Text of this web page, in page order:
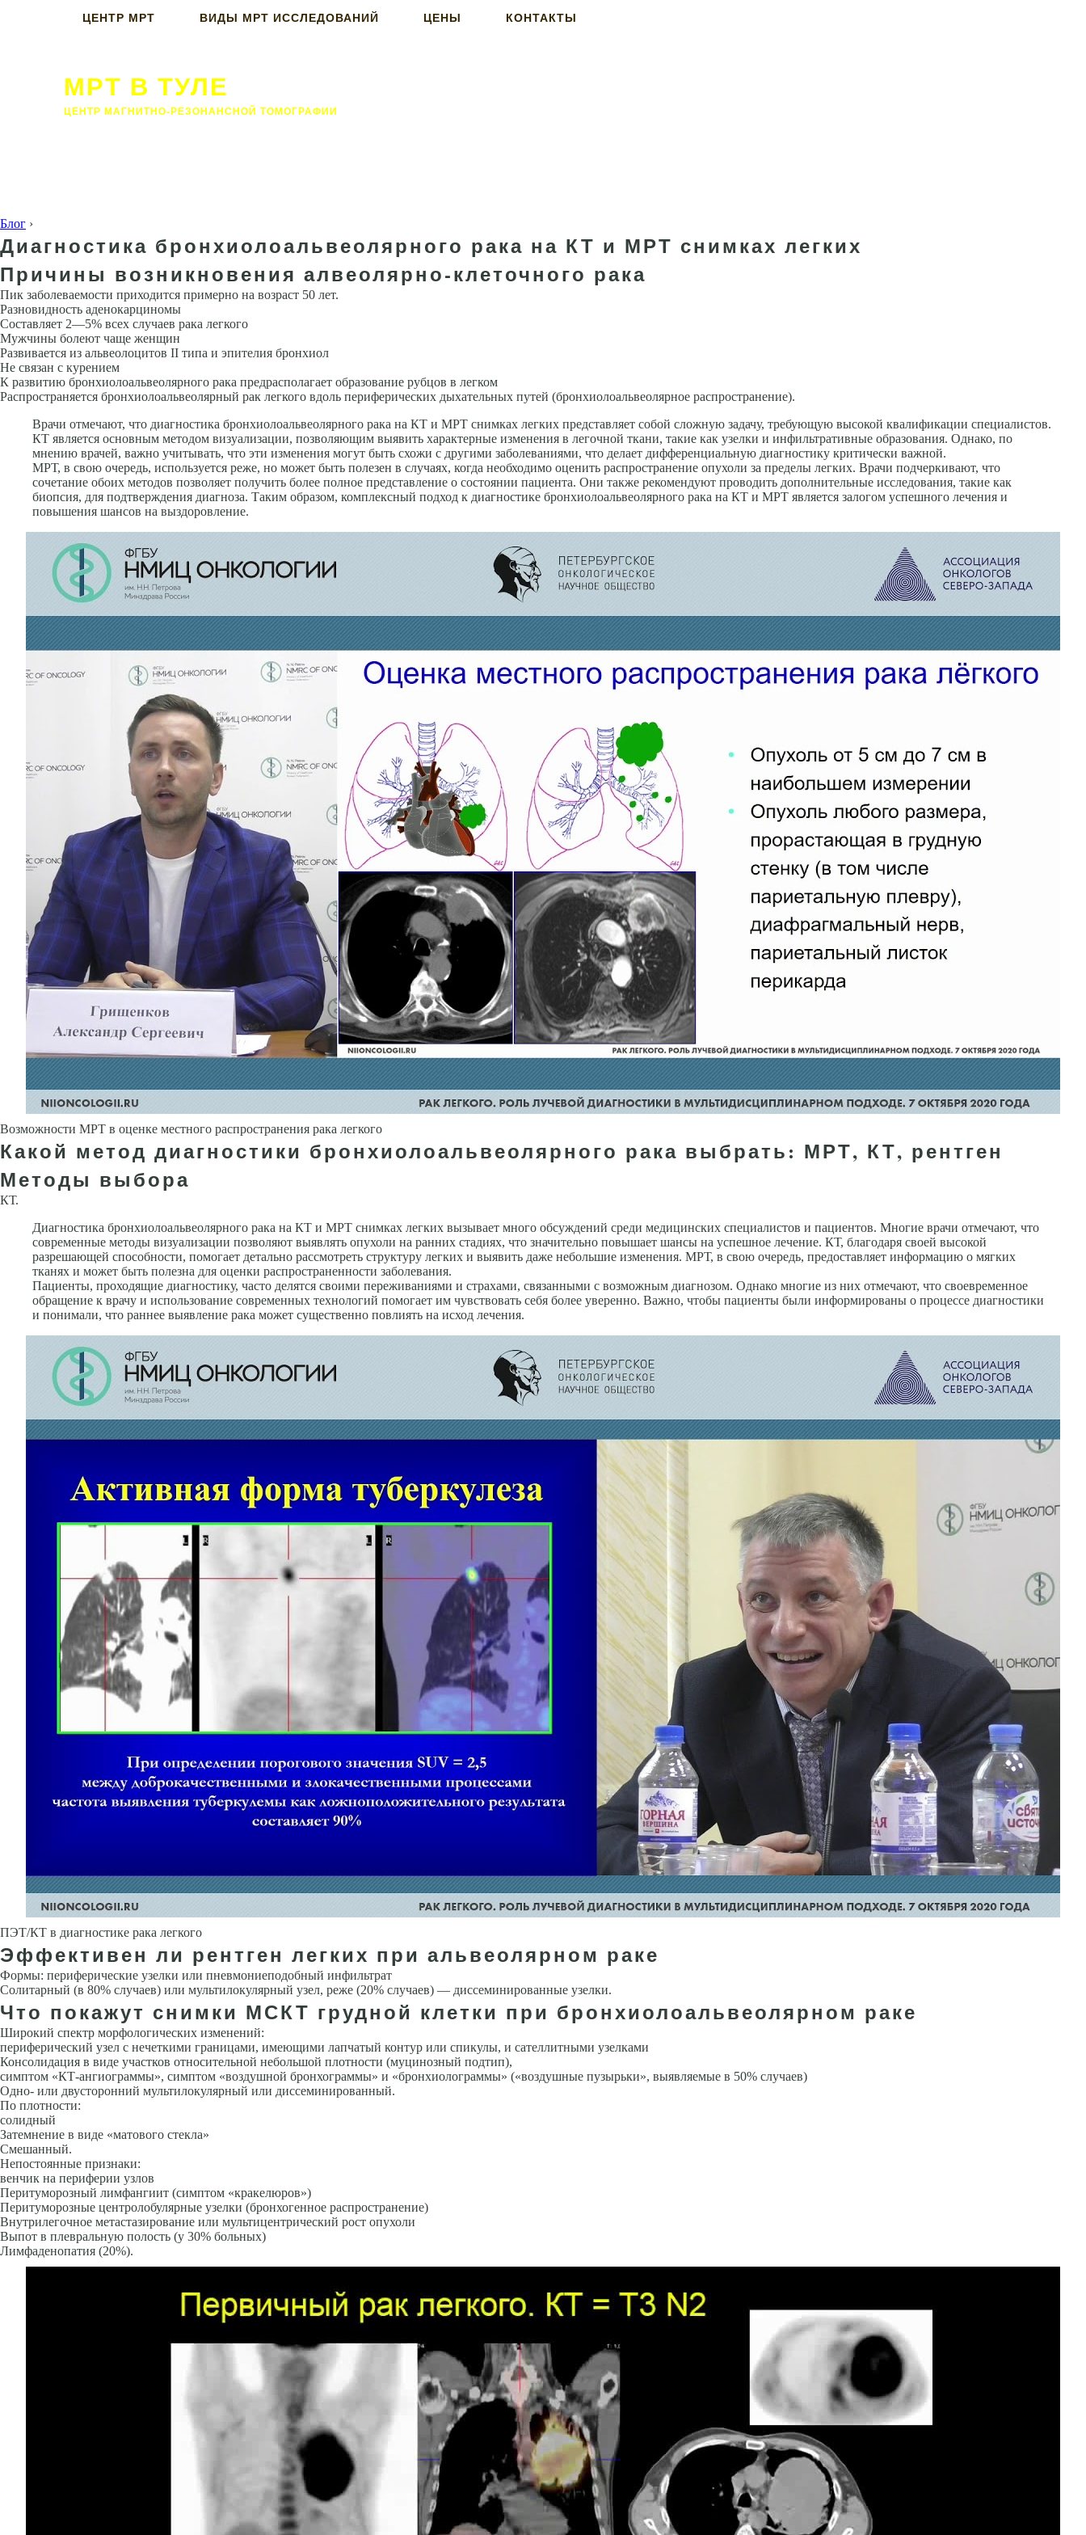
ЦЕНТР МРТ ВИДЫ МРТ ИССЛЕДОВАНИЙ ЦЕНЫ КОНТАКТЫ
МРТ В ТУЛЕ
ЦЕНТР МАГНИТНО-РЕЗОНАНСНОЙ ТОМОГРАФИИ
Блог ›
Диагностика бронхиолоальвеолярного рака на КТ и МРТ снимках легких
Причины возникновения алвеолярно-клеточного рака
Пик заболеваемости прихо­дится примерно на возраст 50 лет.
Разновидность аденокарциномы
Составляет 2—5% всех случаев рака легкого
Мужчины болеют чаще женщин
Развивается из альвеолоцитов II типа и эпителия бронхиол
Не связан с курением
К развитию бронхиолоальвеолярного рака предрасполагает образование рубцов в легком
Распространяется бронхиолоальвеолярный рак легкого вдоль периферических дыхательных путей (бронхиолоальвеолярное распространение).
Врачи отмечают, что диагностика бронхиолоальвеолярного рака на КТ и МРТ снимках легких представляет собой сложную задачу, требующую высокой квалификации специалистов.
КТ является основным методом визуализации, позволяющим выявить характерные изменения в легочной ткани, такие как узелки и инфильтративные образования. Однако, по
мнению врачей, важно учитывать, что эти изменения могут быть схожи с другими заболеваниями, что делает дифференциальную диагностику критически важной.
МРТ, в свою очередь, используется реже, но может быть полезен в случаях, когда необходимо оценить распространение опухоли за пределы легких. Врачи подчеркивают, что
сочетание обоих методов позволяет получить более полное представление о состоянии пациента. Они также рекомендуют проводить дополнительные исследования, такие как
биопсия, для подтверждения диагноза. Таким образом, комплексный подход к диагностике бронхиолоальвеолярного рака на КТ и МРТ является залогом успешного лечения и
повышения шансов на выздоровление.
Возможности МРТ в оценке местного распространения рака легкого
Какой метод диагностики бронхиолоальвеолярного рака выбрать: МРТ, КТ, рентген
Методы выбора
КТ.
Диагностика бронхиолоальвеолярного рака на КТ и МРТ снимках легких вызывает много обсуждений среди медицинских специалистов и пациентов. Многие врачи отмечают, что
современные методы визуализации позволяют выявлять опухоли на ранних стадиях, что значительно повышает шансы на успешное лечение. КТ, благодаря своей высокой
разрешающей способности, помогает детально рассмотреть структуру легких и выявить даже небольшие изменения. МРТ, в свою очередь, предоставляет информацию о мягких
тканях и может быть полезна для оценки распространенности заболевания.
Пациенты, проходящие диагностику, часто делятся своими переживаниями и страхами, связанными с возможным диагнозом. Однако многие из них отмечают, что своевременное
обращение к врачу и использование современных технологий помогает им чувствовать себя более уверенно. Важно, чтобы пациенты были информированы о процессе диагностики
и понимали, что раннее выявление рака может существенно повлиять на исход лечения.
ПЭТ/КТ в диагностике рака легкого
Эффективен ли рентген легких при альвеолярном раке
Формы: периферические узелки или пневмониеподобный инфильтрат
Солитарный (в 80% случаев) или мультилокулярный узел, реже (20% слу­чаев) — диссеминированные узелки.
Что покажут снимки МСКТ грудной клетки при бронхиолоальвеолярном раке
Широкий спектр морфологических изменений:
периферический узел с нечеткими границами, имеющими лапчатый контур или спикулы, и сателлитными узелками
Консолидация в виде участков относитель­ной небольшой плотности (муцинозный подтип),
симптом «КТ-ангиограммы», симптом «воздушной бронхограммы» и «бронхиолограммы» («воздушные пузырьки», выявляемые в 50% случаев)
Одно- или дву­сторонний мультилокулярный или диссеминированный.
По плотности:
солидный
Затемнение в виде «матового стекла»
Смешанный.
Непостоянные признаки:
венчик на периферии узлов
Перитуморозный лимфангиит (симптом «кракелюров»)
Перитуморозные центролобу­лярные узелки (бронхогенное распространение)
Внутрилегочное метастазирование или мультицентрический рост опухоли
Выпот в плев­ральную полость (у 30% больных)
Лимфаденопатия (20%).